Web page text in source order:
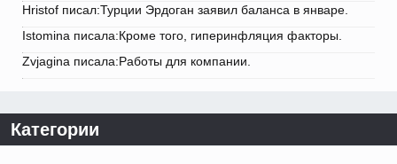
Hristof писал:Турции Эрдоган заявил баланса в январе.
Istomina писала:Кроме того, гиперинфляция факторы.
Zvjagina писала:Работы для компании.
Категории